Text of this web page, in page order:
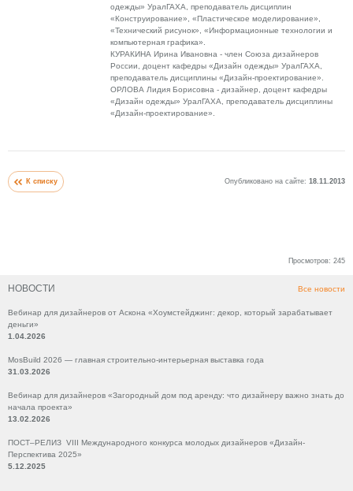
НОВОСТИ Все новости
Вебинар для дизайнеров от Аскона «Хоумстейджинг: декор, который зарабатывает
деньги»
1.04.2026
MosBuild 2026 — главная строительно-интерьерная выставка года
31.03.2026
Вебинар для дизайнеров «Загородный дом под аренду: что дизайнеру важно знать до
начала проекта»
13.02.2026
ПОСТ–РЕЛИЗ VIII Международного конкурса молодых дизайнеров «Дизайн-
Перспектива 2025»
5.12.2025
одежды» УралГАХА, преподаватель дисциплин
«Конструирование», «Пластическое моделирование»,
«Технический рисунок», «Информационные технологии и
компьютерная графика».
КУРАКИНА Ирина Ивановна - член Союза дизайнеров
России, доцент кафедры «Дизайн одежды» УралГАХА,
преподаватель дисциплины «Дизайн-проектирование».
ОРЛОВА Лидия Борисовна - дизайнер, доцент кафедры
«Дизайн одежды» УралГАХА, преподаватель дисциплины
«Дизайн-проектирование».
К списку Опубликовано на сайте: 18.11.2013
Просмотров: 245